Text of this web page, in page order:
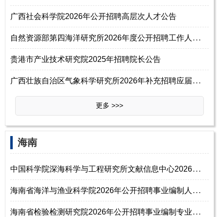
广西社会科学院2026年公开招聘高层次人才公告
自
然资源部第四海洋研究所2026年度公开招聘工作人员24名公告（第一批）
贵港市产业技术研究院2025年招聘院长公告
广
西壮族自治区气象科学研究所2026年补充招聘应届毕业生博士岗位人员公告
更多 >>>
‌‌海南
中
国科学院深海科学与工程研究所文献信息中心2026年招聘编辑人员启事（博士
海
南省海洋与渔业科学院2026年公开招聘事业编制人员公告（第2号）
海
南省检验检测研究院2026年公开招聘事业编制专业技术人员公告（第1号）